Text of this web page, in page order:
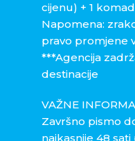
cijenu) + 1
Napomena:
pravo promjene
***Agencija
destinacije
VAŽNE
Završno pismo
najkasnije 48